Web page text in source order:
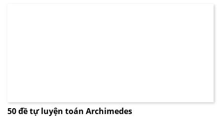
50 đề tự luyện toán Archimedes